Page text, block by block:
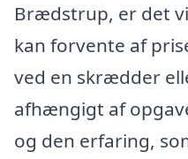
Brædstrup, er det
kan forvente af
ved en skrædder
afhængigt af
og den erfaring,